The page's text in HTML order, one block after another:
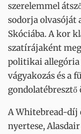
szerelemmel
sodorja
Skóciába. A kor
szatírájaként
politikai allegória
vágyakozás és a
gondolatébresztő
A Whitebread-díj
nyertese,